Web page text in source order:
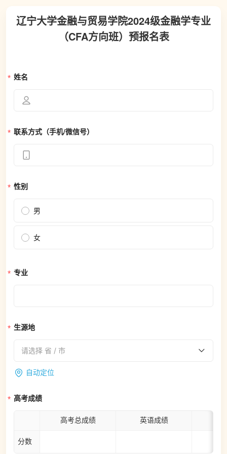
辽宁大学金融与贸易学院2024级金融学专业
（CFA方向班）预报名表
姓名
联系方式（手机/微信号）
性别
男
女
专业
生源地
请选择 省 / 市
自动定位
高考成绩
高考总成绩 英语成绩
分数